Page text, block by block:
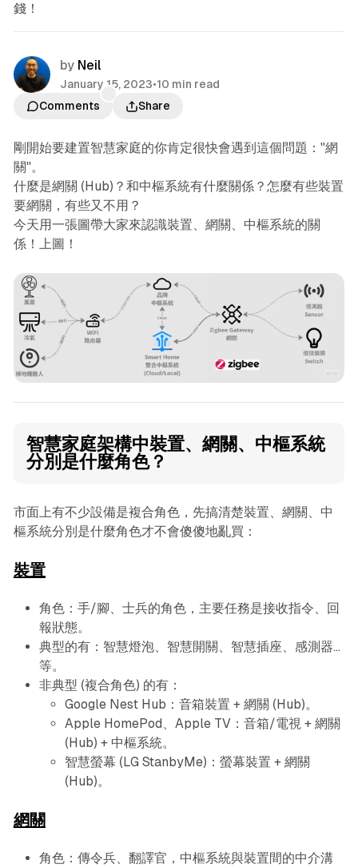
錢！
by Neil
January 15, 2023•10 min read
Comments
Share
剛開始要建置智慧家庭的你肯定很快會遇到這個問題："網
關"。
什麼是網關 (Hub)？和中樞系統有什麼關係？怎麼有些裝置
要網關，有些又不用？
今天用一張圖帶大家來認識裝置、網關、中樞系統的關
係！上圖！
智慧家庭架構中裝置、網關、中樞系統
分別是什麼角色？
市面上有不少設備是複合角色，先搞清楚裝置、網關、中
樞系統分別是什麼角色才不會傻傻地亂買：
裝置
角色：手/腳、士兵的角色，主要任務是接收指令、回
報狀態。
典型的有：智慧燈泡、智慧開關、智慧插座、感測器...
等。
非典型 (複合角色) 的有：
Google Nest Hub：音箱裝置 + 網關 (Hub)。
Apple HomePod、Apple TV：音箱/電視 + 網關
(Hub) + 中樞系統。
智慧螢幕 (LG StanbyMe)：螢幕裝置 + 網關
(Hub)。
網關
角色：傳令兵、翻譯官，中樞系統與裝置間的中介溝